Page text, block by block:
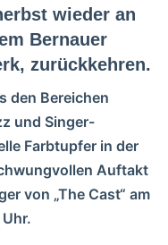
wieder an
Bernauer
zurückkehren.
den Bereichen
und Singer-
Farbtupfer in der
Auftakt
von „The Cast“ am